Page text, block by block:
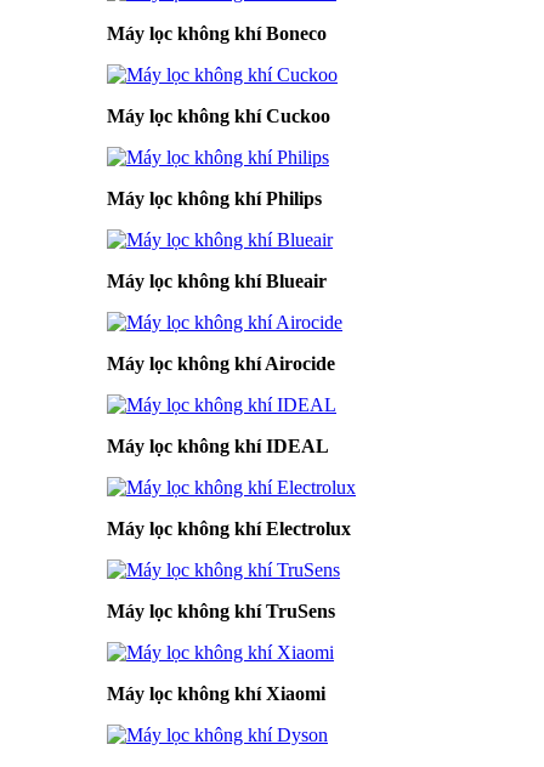
Máy lọc không khí Boneco
Máy lọc không khí Cuckoo
Máy lọc không khí Philips
Máy lọc không khí Blueair
Máy lọc không khí Airocide
Máy lọc không khí IDEAL
Máy lọc không khí Electrolux
Máy lọc không khí TruSens
Máy lọc không khí Xiaomi